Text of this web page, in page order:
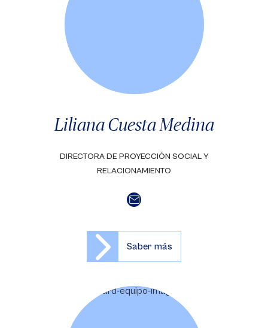
Liliana Cuesta Medina
DIRECTORA DE PROYECCIÓN SOCIAL Y
RELACIONAMIENTO
Saber más